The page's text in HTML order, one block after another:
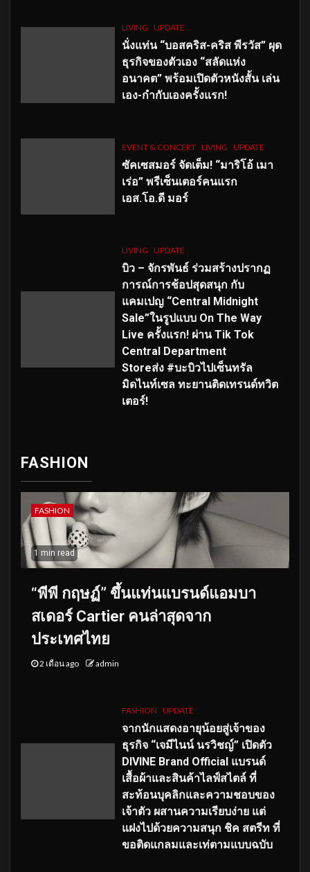
LIVING UPDATE
นั่งแท่น “บอสคริส-คริส พีรวัส” ผุด
ธุรกิจของตัวเอง “สลัดแห่ง
อนาคต” พร้อมเปิดตัวหนังสั้น เล่น
เอง-กำกับเองครั้งแรก!
EVENT & CONCERT LIVING UPDATE
ซัคเซสมอร์ จัดเต็ม! “มาริโอ้ เมา
เร่อ” พรีเซ็นเตอร์คนแรก
เอส.โอ.ดี มอร์
LIVING UPDATE
บิว – จักรพันธ์ ร่วมสร้างปรากฏ
การณ์การช้อปสุดสนุก กับ
แคมเปญ “Central Midnight
Sale”ในรูปแบบ On The Way
Live ครั้งแรก! ผ่าน Tik Tok
Central Department
Storeส่ง #บะบิวไปเซ็นทรัล
มิดไนท์เซล ทะยานติดเทรนด์ทวิต
เตอร์!
FASHION
FASHION
1 min read
“พีพี กฤษฏ์” ขึ้นแท่นแบรนด์แอมบา
สเดอร์ Cartier คนล่าสุดจาก
ประเทศไทย
2 เดือน ago admin
FASHION UPDATE
จากนักแสดงอายุน้อยสู่เจ้าของ
ธุรกิจ “เจมีไนน์ นรวิชญ์” เปิดตัว
DIVINE Brand Official แบรนด์
เสื้อผ้าและสินค้าไลฟ์สไตล์ ที่
สะท้อนบุคลิกและความชอบของ
เจ้าตัว ผสานความเรียบง่าย แต่
แฝงไปด้วยความสนุก ชิค สตรีท ที่
ขอติดแกลมและเท่ตามแบบฉบับ